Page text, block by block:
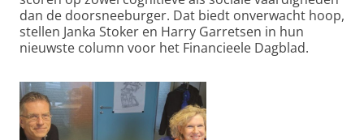
dan de doorsneeburger. Dat biedt onverwacht hoop,
stellen Janka Stoker en Harry Garretsen in hun
nieuwste column voor het Financieele Dagblad.